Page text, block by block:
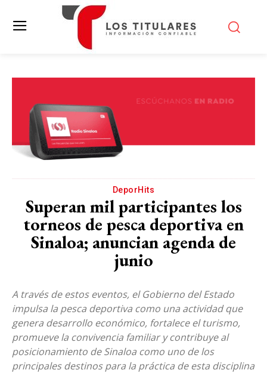
DeporHits
Superan mil participantes los
torneos de pesca deportiva en
Sinaloa; anuncian agenda de
junio
A través de estos eventos, el Gobierno del Estado
impulsa la pesca deportiva como una actividad que
genera desarrollo económico, fortalece el turismo,
promueve la convivencia familiar y contribuye al
posicionamiento de Sinaloa como uno de los
principales destinos para la práctica de esta disciplina